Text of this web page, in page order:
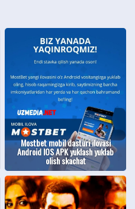
Mostbet mobil dasturi ilovasi
Android IOS APK yuklash yuklab
olish skachat